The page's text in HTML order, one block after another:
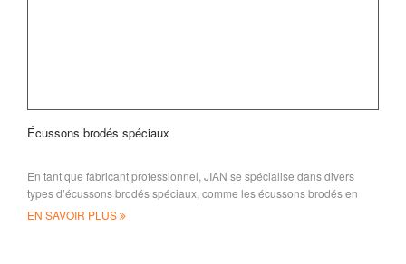
Écussons brodés spéciaux
En tant que fabricant professionnel, JIAN se spécialise dans divers
types d’écussons brodés spéciaux, comme les écussons brodés en
chenille
EN SAVOIR PLUS